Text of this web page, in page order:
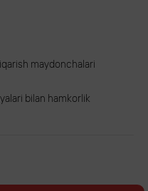
maydonchalari
bilan hamkorlik